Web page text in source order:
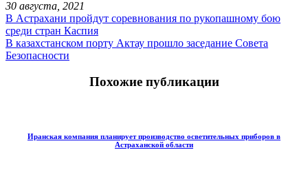
30 августа, 2021
В Астрахани пройдут соревнования по рукопашному бою
среди стран Каспия
В казахстанском порту Актау прошло заседание Совета
Безопасности
Похожие публикации
Иранская компания планирует производство осветительных приборов в
Астраханской области